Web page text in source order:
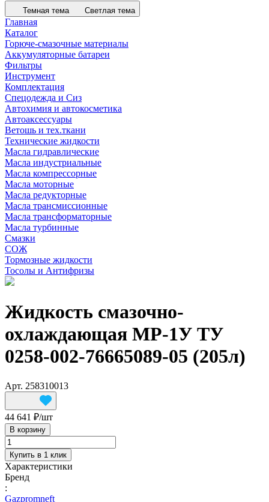
Темная тема Светлая тема
Главная
Каталог
Горюче-смазочные материалы
Аккумуляторные батареи
Фильтры
Инструмент
Комплектация
Спецодежда и Сиз
Автохимия и автокосметика
Автоаксессуары
Ветошь и тех.ткани
Технические жидкости
Масла гидравлические
Масла индустриальные
Масла компрессорные
Масла моторные
Масла редукторные
Масла трансмиссионные
Масла трансформаторные
Масла турбинные
Смазки
СОЖ
Тормозные жидкости
Тосолы и Антифризы
Жидкость смазочно-
охлаждающая МР-1У ТУ
0258-002-76665089-05 (205л)
Арт. 258310013
44 641 ₽/шт
В корзину
Купить в 1 клик
Характеристики
Бренд
:
Gazpromneft